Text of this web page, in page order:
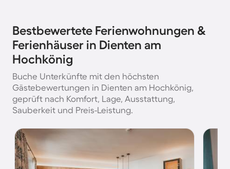
Bestbewertete Ferienwohnungen &
Ferienhäuser in Dienten am
Hochkönig
Buche Unterkünfte mit den höchsten
Gästebewertungen in Dienten am Hochkönig,
geprüft nach Komfort, Lage, Ausstattung,
Sauberkeit und Preis-Leistung.